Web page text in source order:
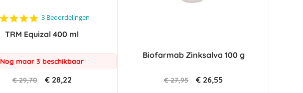
5.0
rating
3 Beoordelingen
TRM Equizal 400 ml
Nog maar 3 beschikbaar
€ 29,70 € 28,22
Biofarmab Zinksalva 100 g
€ 27,95 € 26,55